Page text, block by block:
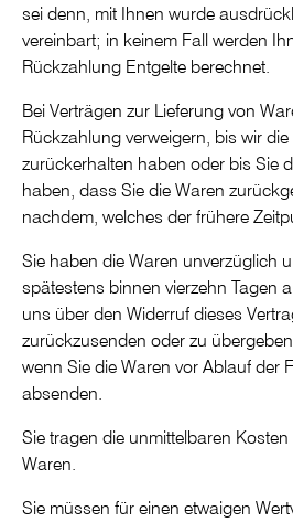
sei denn, mit Ihnen wurde
vereinbart; in keinem Fall werden
Rückzahlung Entgelte berechnet.
Bei Verträgen zur Lieferung von
Rückzahlung verweigern, bis wir
zurückerhalten haben oder bis Sie
haben, dass Sie die Waren
nachdem, welches der frühere
Sie haben die Waren unverzüglich
spätestens binnen vierzehn Tagen
uns über den Widerruf dieses
zurückzusenden oder zu
wenn Sie die Waren vor Ablauf der
absenden.
Sie tragen die unmittelbaren
Waren.
Sie müssen für einen etwaigen